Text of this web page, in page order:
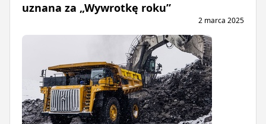
uznana za „Wywrotkę roku”
2 marca 2025